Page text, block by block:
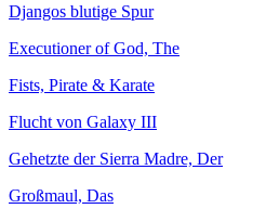
Djangos blutige Spur
Executioner of God, The
Fists, Pirate & Karate
Flucht von Galaxy III
Gehetzte der Sierra Madre, Der
Großmaul, Das